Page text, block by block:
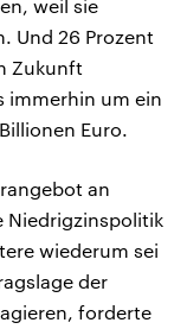
weil sie
Und 26 Prozent
Zukunft
immerhin um ein
Euro.
an
Niedrigzinspolitik
wiederum sei
der
forderte